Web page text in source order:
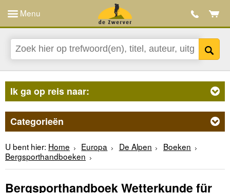
Menu
Ik ga op reis naar:
Categorieën
U bent hier: Home Europa De Alpen
Boeken
Bergsporthandboeken
Bergsporthandboek Wetterkunde für